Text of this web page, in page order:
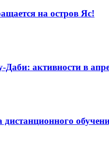
на остров Яс!
Даби: активности в